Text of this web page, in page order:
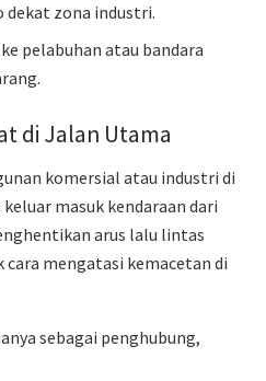
zona industri.
pelabuhan atau bandara
di Jalan Utama
komersial atau industri di
masuk kendaraan dari
arus lalu lintas
cara mengatasi kemacetan di
sebagai penghubung,